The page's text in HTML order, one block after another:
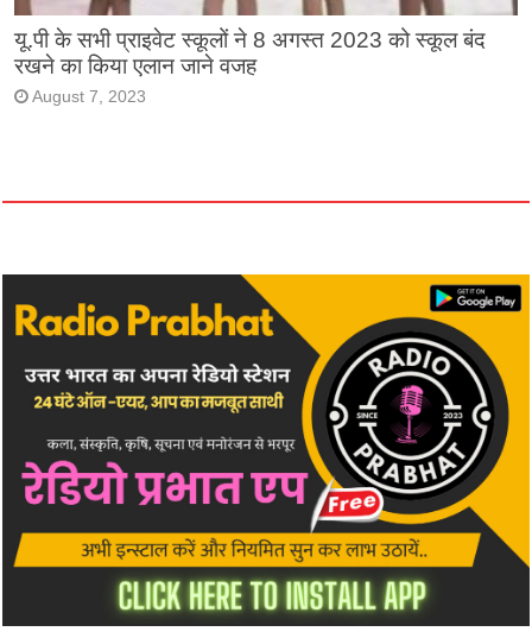
यू.पी के सभी प्राइवेट स्कूलों ने 8 अगस्त 2023 को स्कूल बंद
रखने का किया एलान जाने वजह
August 7, 2023